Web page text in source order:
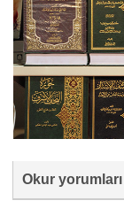
Okur yorumları